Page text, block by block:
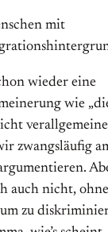
mit
wieder eine
wie
zwangsläufig
auch nicht,
zu